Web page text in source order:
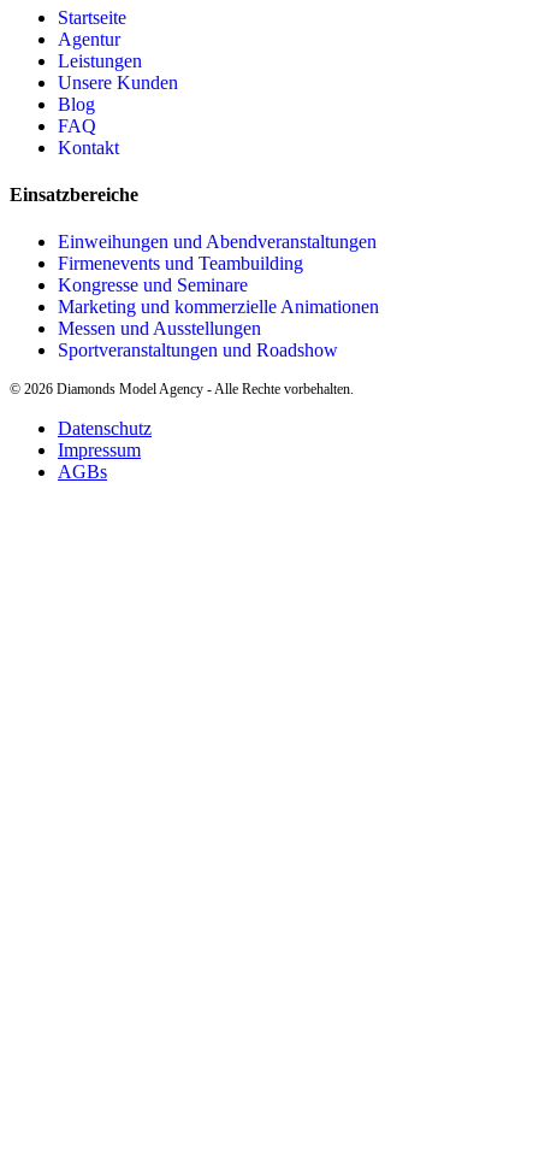
Startseite
Agentur
Leistungen
Unsere Kunden
Blog
FAQ
Kontakt
Einsatzbereiche
Einweihungen und Abendveranstaltungen
Firmenevents und Teambuilding
Kongresse und Seminare
Marketing und kommerzielle Animationen
Messen und Ausstellungen
Sportveranstaltungen und Roadshow
© 2026 Diamonds Model Agency - Alle Rechte vorbehalten.
Datenschutz
Impressum
AGBs